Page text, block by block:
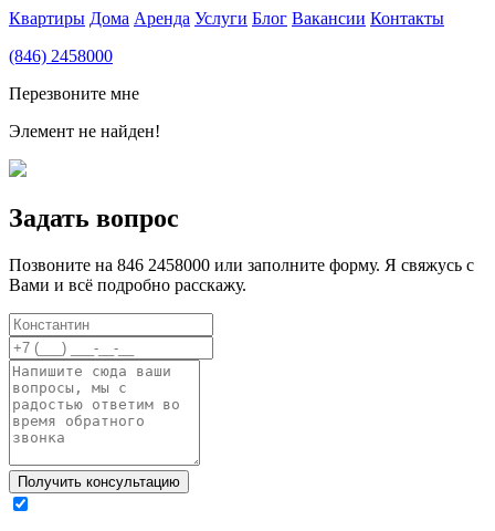
Квартиры Дома Аренда Услуги Блог Вакансии Контакты
(846) 2458000
Перезвоните мне
Элемент не найден!
Задать вопрос
Позвоните на 846 2458000 или заполните форму. Я свяжусь с
Вами и всё подробно расскажу.